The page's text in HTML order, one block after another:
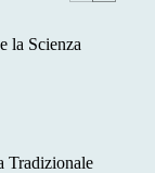
la Scienza
Tradizionale